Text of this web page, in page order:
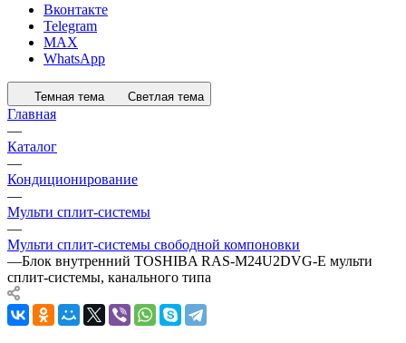
Вконтакте
Telegram
MAX
WhatsApp
Темная тема Светлая тема
Главная
—
Каталог
—
Кондиционирование
—
Мульти сплит-системы
—
Мульти сплит-системы свободной компоновки
—Блок внутренний TOSHIBA RAS-M24U2DVG-E мульти
сплит-системы, канального типа